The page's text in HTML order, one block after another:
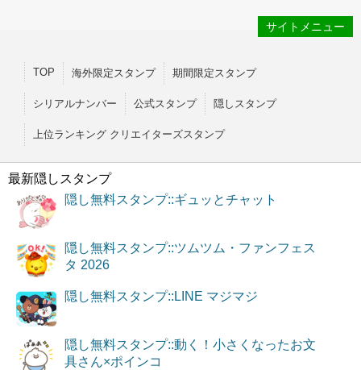
サイトメニュー
TOP 海外限定スタンプ 期間限定スタンプ
シリアルナンバー 公式スタンプ 隠しスタンプ
上位ランキング クリエイターズスタンプ
最新隠しスタンプ
隠し無料スタンプ::ギュッとチャット
隠し無料スタンプ::ツムツム・ファンフェス
タ 2026
隠し無料スタンプ::LINE マジマジ
隠し無料スタンプ::動く！小さくなったお文
具さん×ポインコ